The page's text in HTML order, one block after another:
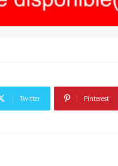
Twitter Pinterest